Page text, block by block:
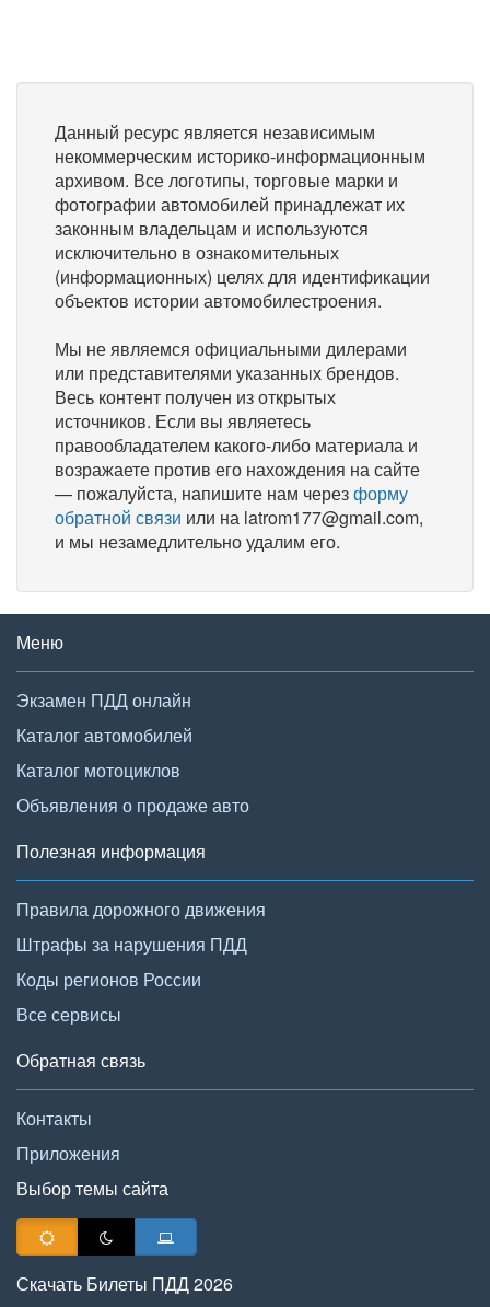
Данный ресурс является независимым
некоммерческим историко-информационным
архивом. Все логотипы, торговые марки и
фотографии автомобилей принадлежат их
законным владельцам и используются
исключительно в ознакомительных
(информационных) целях для идентификации
объектов истории автомобилестроения.
Мы не являемся официальными дилерами
или представителями указанных брендов.
Весь контент получен из открытых
источников. Если вы являетесь
правообладателем какого-либо материала и
возражаете против его нахождения на сайте
— пожалуйста, напишите нам черезформу
обратной связи или на latrom177@gmail.com,
и мы незамедлительно удалим его.
Меню
Экзамен ПДД онлайн
Каталог автомобилей
Каталог мотоциклов
Объявления о продаже авто
Полезная информация
Правила дорожного движения
Штрафы за нарушения ПДД
Коды регионов России
Все сервисы
Обратная связь
Контакты
Приложения
Выбор темы сайта
Скачать Билеты ПДД 2026